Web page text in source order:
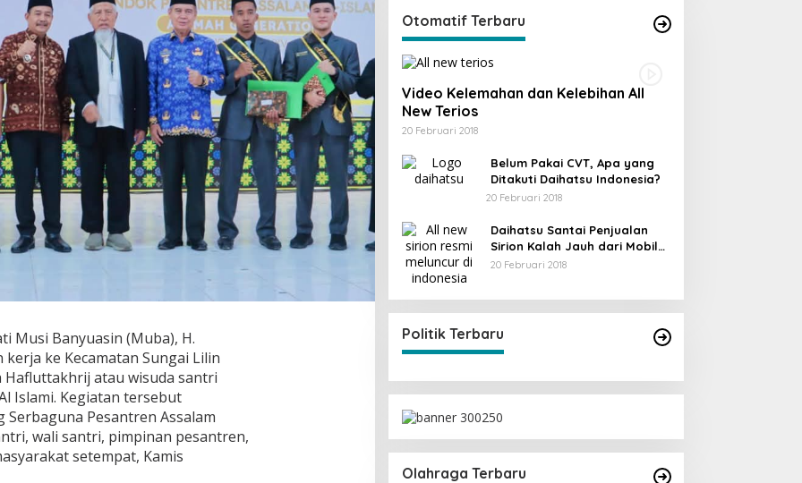
Musi Banyuasin (Muba), H.
ke Kecamatan Sungai Lilin
atau wisuda santri
Islami. Kegiatan tersebut
Pesantren Assalam
wali santri, pimpinan pesantren,
setempat, Kamis
Otomatif Terbaru
Video Kelemahan dan Kelebihan All
New Terios
20 Februari 2018
Belum Pakai CVT, Apa yang
Ditakuti Daihatsu Indonesia?
20 Februari 2018
Daihatsu Santai Penjualan
Sirion Kalah Jauh dari Mobil
LCGC
20 Februari 2018
Politik Terbaru
Olahraga Terbaru